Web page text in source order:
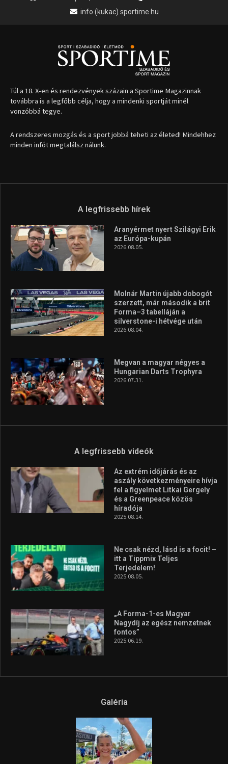
info (kukac) sportime.hu
Túl a 18. X-en és rendezvények százain a Sportime Magazinnak
továbbra is a legfőbb célja, hogy a mindenki sportját minél
vonzóbbá tegye.
A rendszeres mozgás és a sport jobbá teheti az életed! Mindehhez
minden infót megtalálsz nálunk.
A legfrissebb hírek
Aranyérmet nyert Szilágyi Erik
az Európa-kupán
2026.08.05.
Molnár Martin újabb dobogót
szerzett, már második a brit
Forma–3 tabelláján a
silverstone-i hétvége után
2026.08.04.
Megvan a magyar négyes a
Hungarian Darts Trophyra
2026.07.31.
A legfrissebb videók
Az extrém időjárás és az
aszály következményeire hívja
fel a figyelmet Litkai Gergely
és a Greenpeace közös
híradója
2025.08.14.
Ne csak nézd, lásd is a focit! –
itt a Tippmix Teljes
Terjedelem!
2025.08.05.
„A Forma-1-es Magyar
Nagydíj az egész nemzetnek
fontos”
2025.06.19.
Galéria